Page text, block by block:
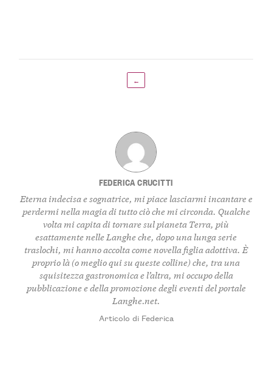
←
FEDERICA CRUCITTI
Eterna indecisa e sognatrice, mi piace lasciarmi incantare e
perdermi nella magia di tutto ciò che mi circonda. Qualche
volta mi capita di tornare sul pianeta Terra, più
esattamente nelle Langhe che, dopo una lunga serie
traslochi, mi hanno accolta come novella figlia adottiva. È
proprio là (o meglio qui su queste colline) che, tra una
squisitezza gastronomica e l’altra, mi occupo della
pubblicazione e della promozione degli eventi del portale
Langhe.net.
Articolo di Federica